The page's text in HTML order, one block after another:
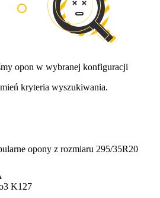
opon w wybranej konfiguracji
kryteria wyszukiwania.
opony z rozmiaru 295/35R20
K127